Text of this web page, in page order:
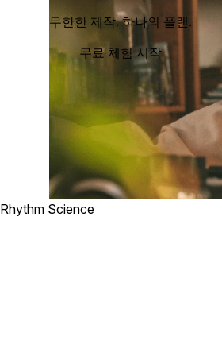
무한한 제작. 하나의 플랜.
무료 체험 시작
Rhythm Science